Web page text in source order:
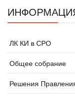
ЛК КИ в СРО
Общее собрание
Решения